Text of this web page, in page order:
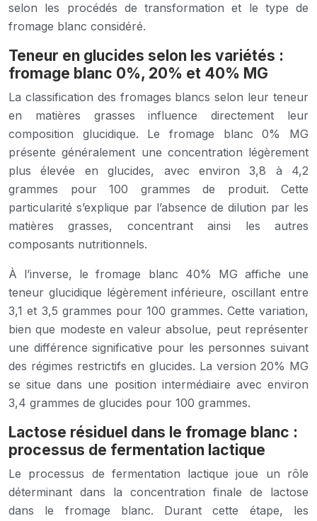
selon les procédés de transformation et le type de
fromage blanc considéré.
Teneur en glucides selon les variétés :
fromage blanc 0%, 20% et 40% MG
La classification des fromages blancs selon leur teneur
en matières grasses influence directement leur
composition glucidique. Le fromage blanc 0% MG
présente généralement une concentration légèrement
plus élevée en glucides, avec environ 3,8 à 4,2
grammes pour 100 grammes de produit. Cette
particularité s’explique par l’absence de dilution par les
matières grasses, concentrant ainsi les autres
composants nutritionnels.
À l’inverse, le fromage blanc 40% MG affiche une
teneur glucidique légèrement inférieure, oscillant entre
3,1 et 3,5 grammes pour 100 grammes. Cette variation,
bien que modeste en valeur absolue, peut représenter
une différence significative pour les personnes suivant
des régimes restrictifs en glucides. La version 20% MG
se situe dans une position intermédiaire avec environ
3,4 grammes de glucides pour 100 grammes.
Lactose résiduel dans le fromage blanc :
processus de fermentation lactique
Le processus de fermentation lactique joue un rôle
déterminant dans la concentration finale de lactose
dans le fromage blanc. Durant cette étape, les